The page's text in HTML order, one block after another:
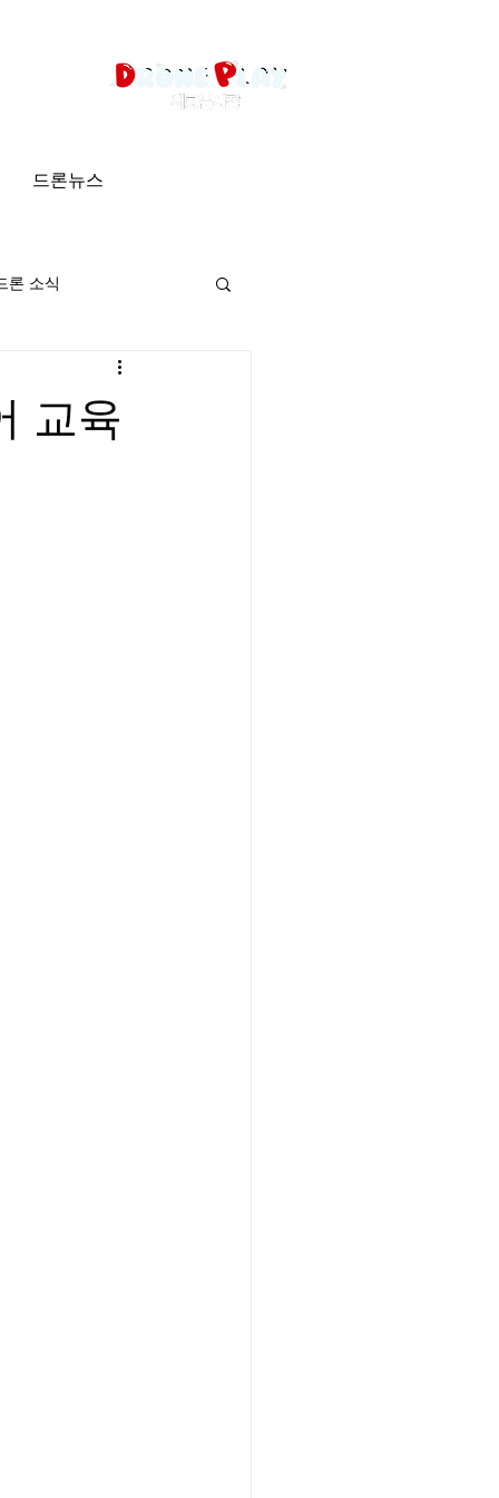
드론뉴스
론 소식
교육